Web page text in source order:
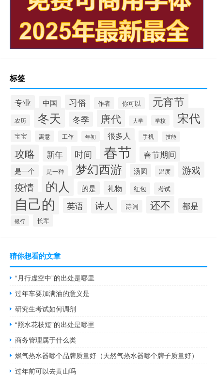
标签
专业 中国 习俗 作者 你可以 元宵节
农历 冬天 冬季 唐代 大学 学校 宋代
宝宝 寓意 工作 年初 很多人 手机 技能
攻略 新年 时间 春节 春节期间
是一个 是一种 梦幻西游 汤圆 温度 游戏
疫情 的人 的是 礼物 红包 考试
自己的 英语 诗人 诗词 还不 都是
银行 长辈
猜你想看的文章
“月行虚空中”的出处是哪里
过年车要加满油的意义是
研究生考试如何调剂
“照水花枝短”的出处是哪里
商务管理属于什么类
燃气热水器哪个品牌质量好（天然气热水器哪个牌子质量好）
过年前可以去黄山吗